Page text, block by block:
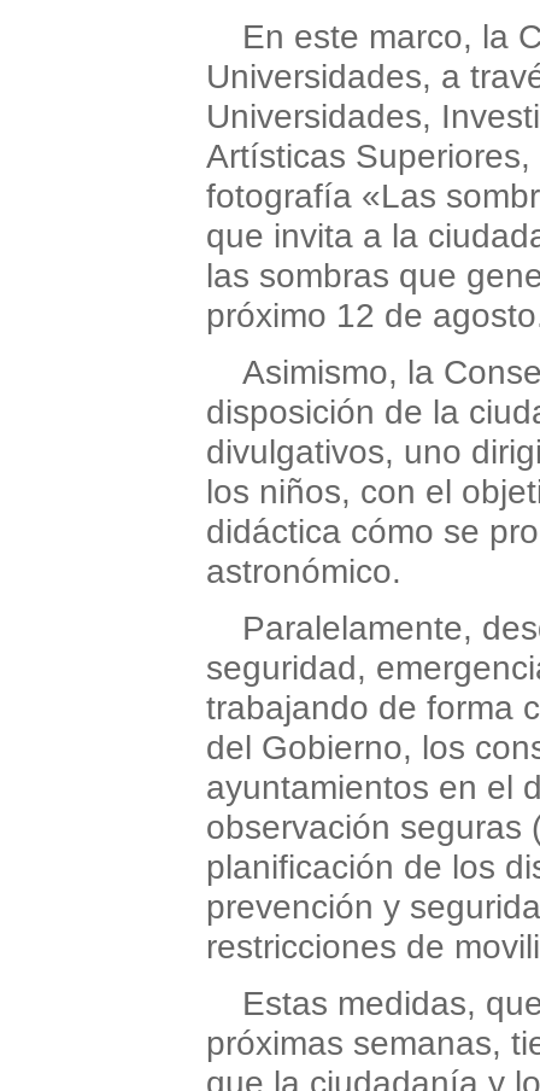
En este marco, la
Universidades, a
Universidades,
Artísticas
fotografía «Las
que invita a la
las sombras que
próximo 12 de
Asimismo, la
disposición de la
divulgativos, uno
los niños, con el
didáctica cómo se
astronómico.
Paralelamente,
seguridad,
trabajando de forma
del Gobierno, los
ayuntamientos en el
observación seguras
planificación de los
prevención y
restricciones de
Estas medidas,
próximas semanas,
que la ciudadanía y